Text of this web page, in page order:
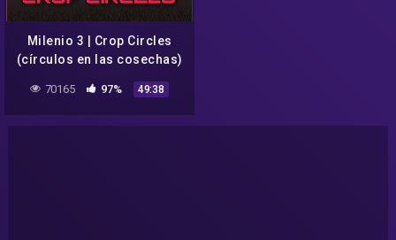
Milenio 3 | Crop Circles
(círculos en las cosechas)
70165 97% 49:38